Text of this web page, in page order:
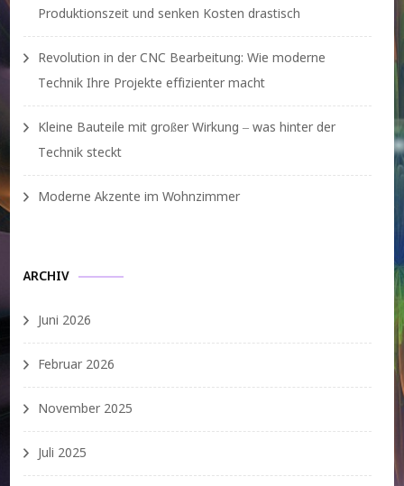
Produktionszeit und senken Kosten drastisch
Revolution in der CNC Bearbeitung: Wie moderne
Technik Ihre Projekte effizienter macht
Kleine Bauteile mit großer Wirkung – was hinter der
Technik steckt
Moderne Akzente im Wohnzimmer
ARCHIV
Juni 2026
Februar 2026
November 2025
Juli 2025